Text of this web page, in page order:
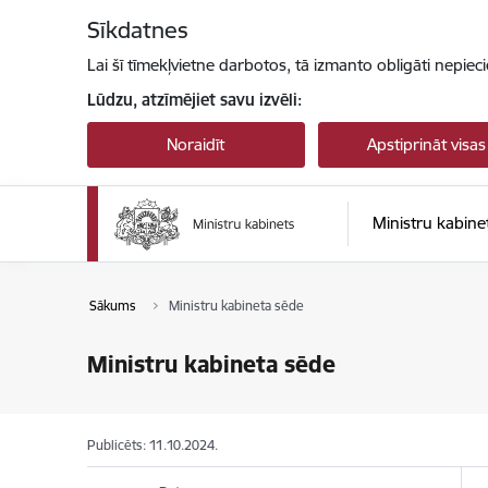
Sīkdatnes
Lai šī tīmekļvietne darbotos, tā izmanto obligāti
Lūdzu, atzīmējiet savu izvēli:
Noraidīt Apstiprināt visas
Ministru
Sākums Ministru kabineta sēde
Ministru kabineta sēde
Publicēts: 11.10.2024.